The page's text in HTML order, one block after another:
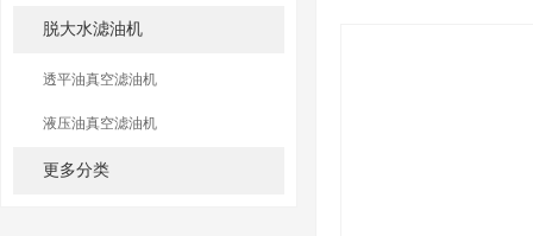
SERVICES
脱大水滤油机
透平油真空滤油机
液压油真空滤油机
更多分类